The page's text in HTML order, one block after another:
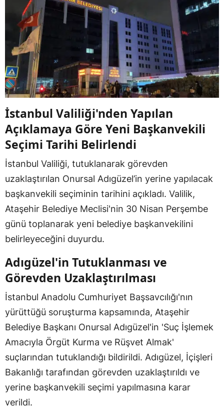
İstanbul Valiliği'nden Yapılan
Açıklamaya Göre Yeni Başkanvekili
Seçimi Tarihi Belirlendi
İstanbul Valiliği, tutuklanarak görevden
uzaklaştırılan Onursal Adıgüzel’in yerine yapılacak
başkanvekili seçiminin tarihini açıkladı. Valilik,
Ataşehir Belediye Meclisi'nin 30 Nisan Perşembe
günü toplanarak yeni belediye başkanvekilini
belirleyeceğini duyurdu.
Adıgüzel'in Tutuklanması ve
Görevden Uzaklaştırılması
İstanbul Anadolu Cumhuriyet Başsavcılığı'nın
yürüttüğü soruşturma kapsamında, Ataşehir
Belediye Başkanı Onursal Adıgüzel'in 'Suç İşlemek
Amacıyla Örgüt Kurma ve Rüşvet Almak'
suçlarından tutuklandığı bildirildi. Adıgüzel, İçişleri
Bakanlığı tarafından görevden uzaklaştırıldı ve
yerine başkanvekili seçimi yapılmasına karar
verildi.